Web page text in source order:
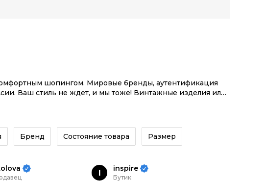
шопингом. Мировые бренды, аутентификация
Ваш стиль не ждет, и мы тоже! Винтажные изделия или
с целой экосистемой инструментов.
Бренд Состояние товара Размер
I inspire
Бутик